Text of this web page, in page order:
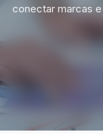
conectar marcas